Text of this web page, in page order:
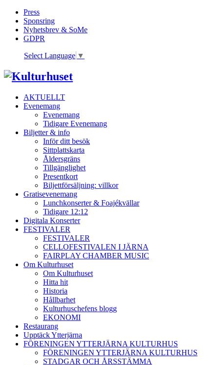
Press
Sponsring
Nyhetsbrev & SoMe
GDPR
Select Language ▼
AKTUELLT
Evenemang
Evenemang
Tidigare Evenemang
Biljetter & info
Inför ditt besök
Sittplattskarta
Åldersgräns
Tillgänglighet
Presentkort
Biljettförsäljning: villkor
Gratisevenemang
Lunchkonserter & Foajékvällar
Tidigare 12:12
Digitala Konserter
FESTIVALER
FESTIVALER
CELLOFESTIVALEN I JÄRNA
FAIRPLAY CHAMBER MUSIC
Om Kulturhuset
Om Kulturhuset
Hitta hit
Historia
Hållbarhet
Kulturhuschefens blogg
EKONOMI
Restaurang
Upptäck Ytterjärna
FÖRENINGEN YTTERJÄRNA KULTURHUS
FÖRENINGEN YTTERJÄRNA KULTURHUS
STADGAR OCH ÅRSSTÄMMA